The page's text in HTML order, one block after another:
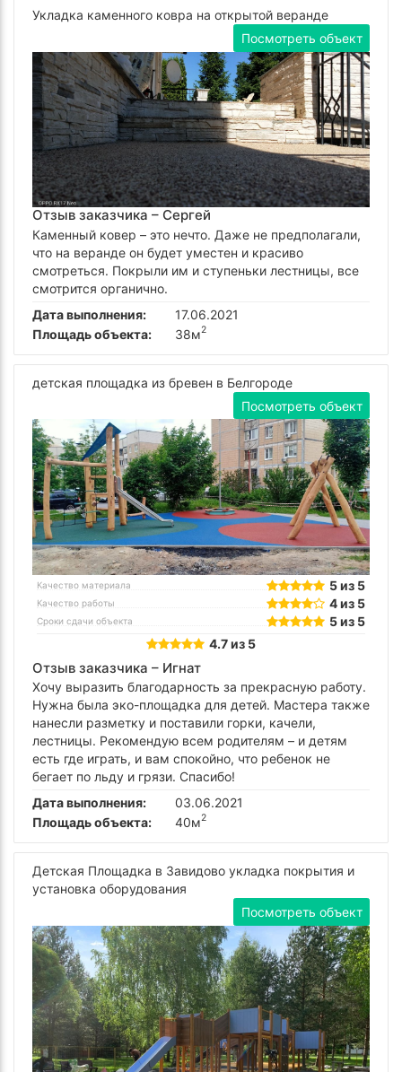
Укладка каменного ковра на открытой веранде
Посмотреть объект
Отзыв заказчика – Сергей
Каменный ковер – это нечто. Даже не предполагали,
что на веранде он будет уместен и красиво
смотреться. Покрыли им и ступеньки лестницы, все
смотрится органично.
Дата выполнения:
17.06.2021
Площадь объекта:
38м2
детская площадка из бревен в Белгороде
Посмотреть объект
Качество материала 5 из 5
Качество работы 4 из 5
Сроки сдачи объекта
5 из 5
4.7 из 5
Отзыв заказчика – Игнат
Хочу выразить благодарность за прекрасную работу.
Нужна была эко-площадка для детей. Мастера также
нанесли разметку и поставили горки, качели,
лестницы. Рекомендую всем родителям – и детям
есть где играть, и вам спокойно, что ребенок не
бегает по льду и грязи. Спасибо!
Дата выполнения:
03.06.2021
Площадь объекта:
40м2
Детская Площадка в Завидово укладка покрытия и
установка оборудования
Посмотреть объект